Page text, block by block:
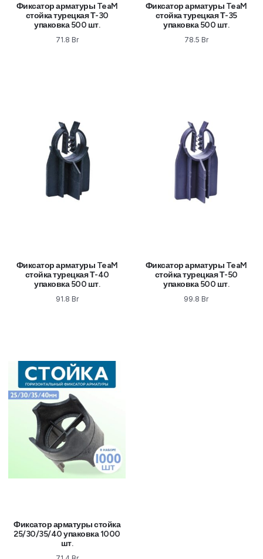
Фиксатор арматуры TeaM
стойка турецкая Т-30
упаковка 500 шт.
71.8 Br
Фиксатор арматуры TeaM
стойка турецкая Т-35
упаковка 500 шт.
78.5 Br
Фиксатор арматуры TeaM
стойка турецкая Т-40
упаковка 500 шт.
91.8 Br
Фиксатор арматуры TeaM
стойка турецкая Т-50
упаковка 500 шт.
99.8 Br
Фиксатор арматуры стойка
25/30/35/40 упаковка 1000
шт.